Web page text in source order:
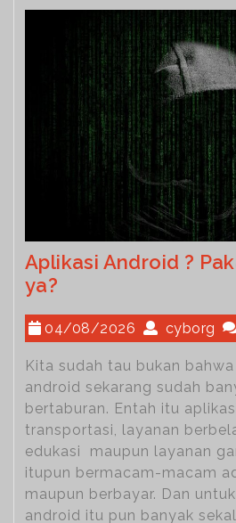
Aplikasi Android ?
ya?
04/08/2026 cyborg
Kita sudah tau bukan
android sekarang sudah
bertaburan. Entah itu
transportasi, layanan
edukasi maupun layanan
itupun bermacam-macam
maupun berbayar. Dan
android itu pun banyak